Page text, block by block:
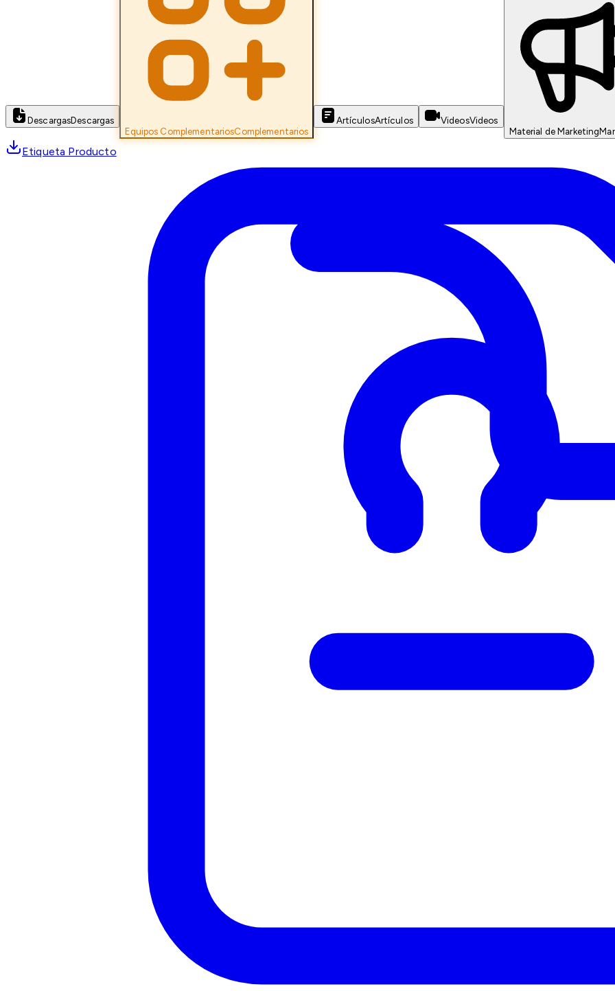
DescargasDescargas
Equipos ComplementariosComplementarios
ArtículosArtículos VideosVideos
Material de Marketing
Etiqueta Producto